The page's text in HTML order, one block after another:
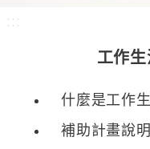
:::
工作
什麼是工作
補助計畫說